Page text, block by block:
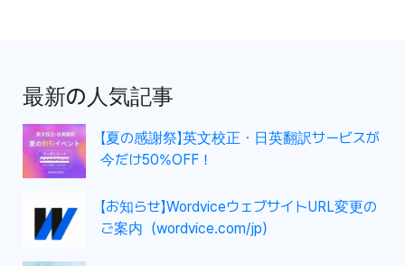
最新の人気記事
【夏の感謝祭】英文校正・日英翻訳サービスが
今だけ50%OFF！
【お知らせ】WordviceウェブサイトURL変更の
ご案内（wordvice.com/jp）